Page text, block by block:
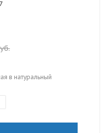
в натуральный